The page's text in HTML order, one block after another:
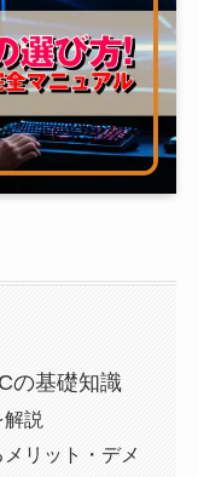
の基礎知識
説
リット・デメ